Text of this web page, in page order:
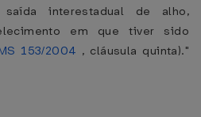
interestadual de alho,
em que tiver sido
153/2004 , cláusula quinta)."